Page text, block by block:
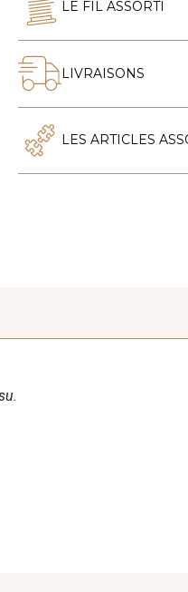
LE FIL ASSORTI
LIVRAISONS
LES ARTICLES